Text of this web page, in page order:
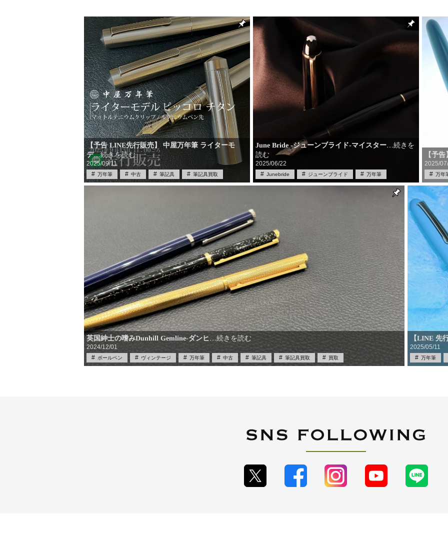
【予告 LINE先行販売】 中屋万年筆 ライターモ
デ…続きを読む
2025/09/11
万年筆 中古 筆記具 筆記具買取
買取
June Bride ‐ジューンブライド‐マイスター…続きを
読む
2025/06/22
Junebride ジューンブライド 万年筆
中古 筆記具 筆記具買取 買取
【予
2025/
万年
筆記
英国紳士の嗜みDunhill Gemline-ダンヒ…続きを読む
2024/12/01
ボールペン ヴィンテージ 万年筆 中古 筆記具 筆記具買取 買取
【LINE 先
2025/05/11
万年筆